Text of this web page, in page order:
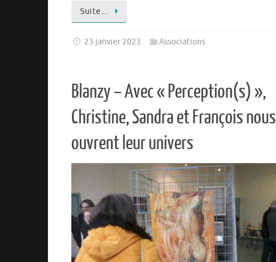
Suite…
23 janvier 2023 Associations
Blanzy – Avec « Perception(s) »,
Christine, Sandra et François nous
ouvrent leur univers